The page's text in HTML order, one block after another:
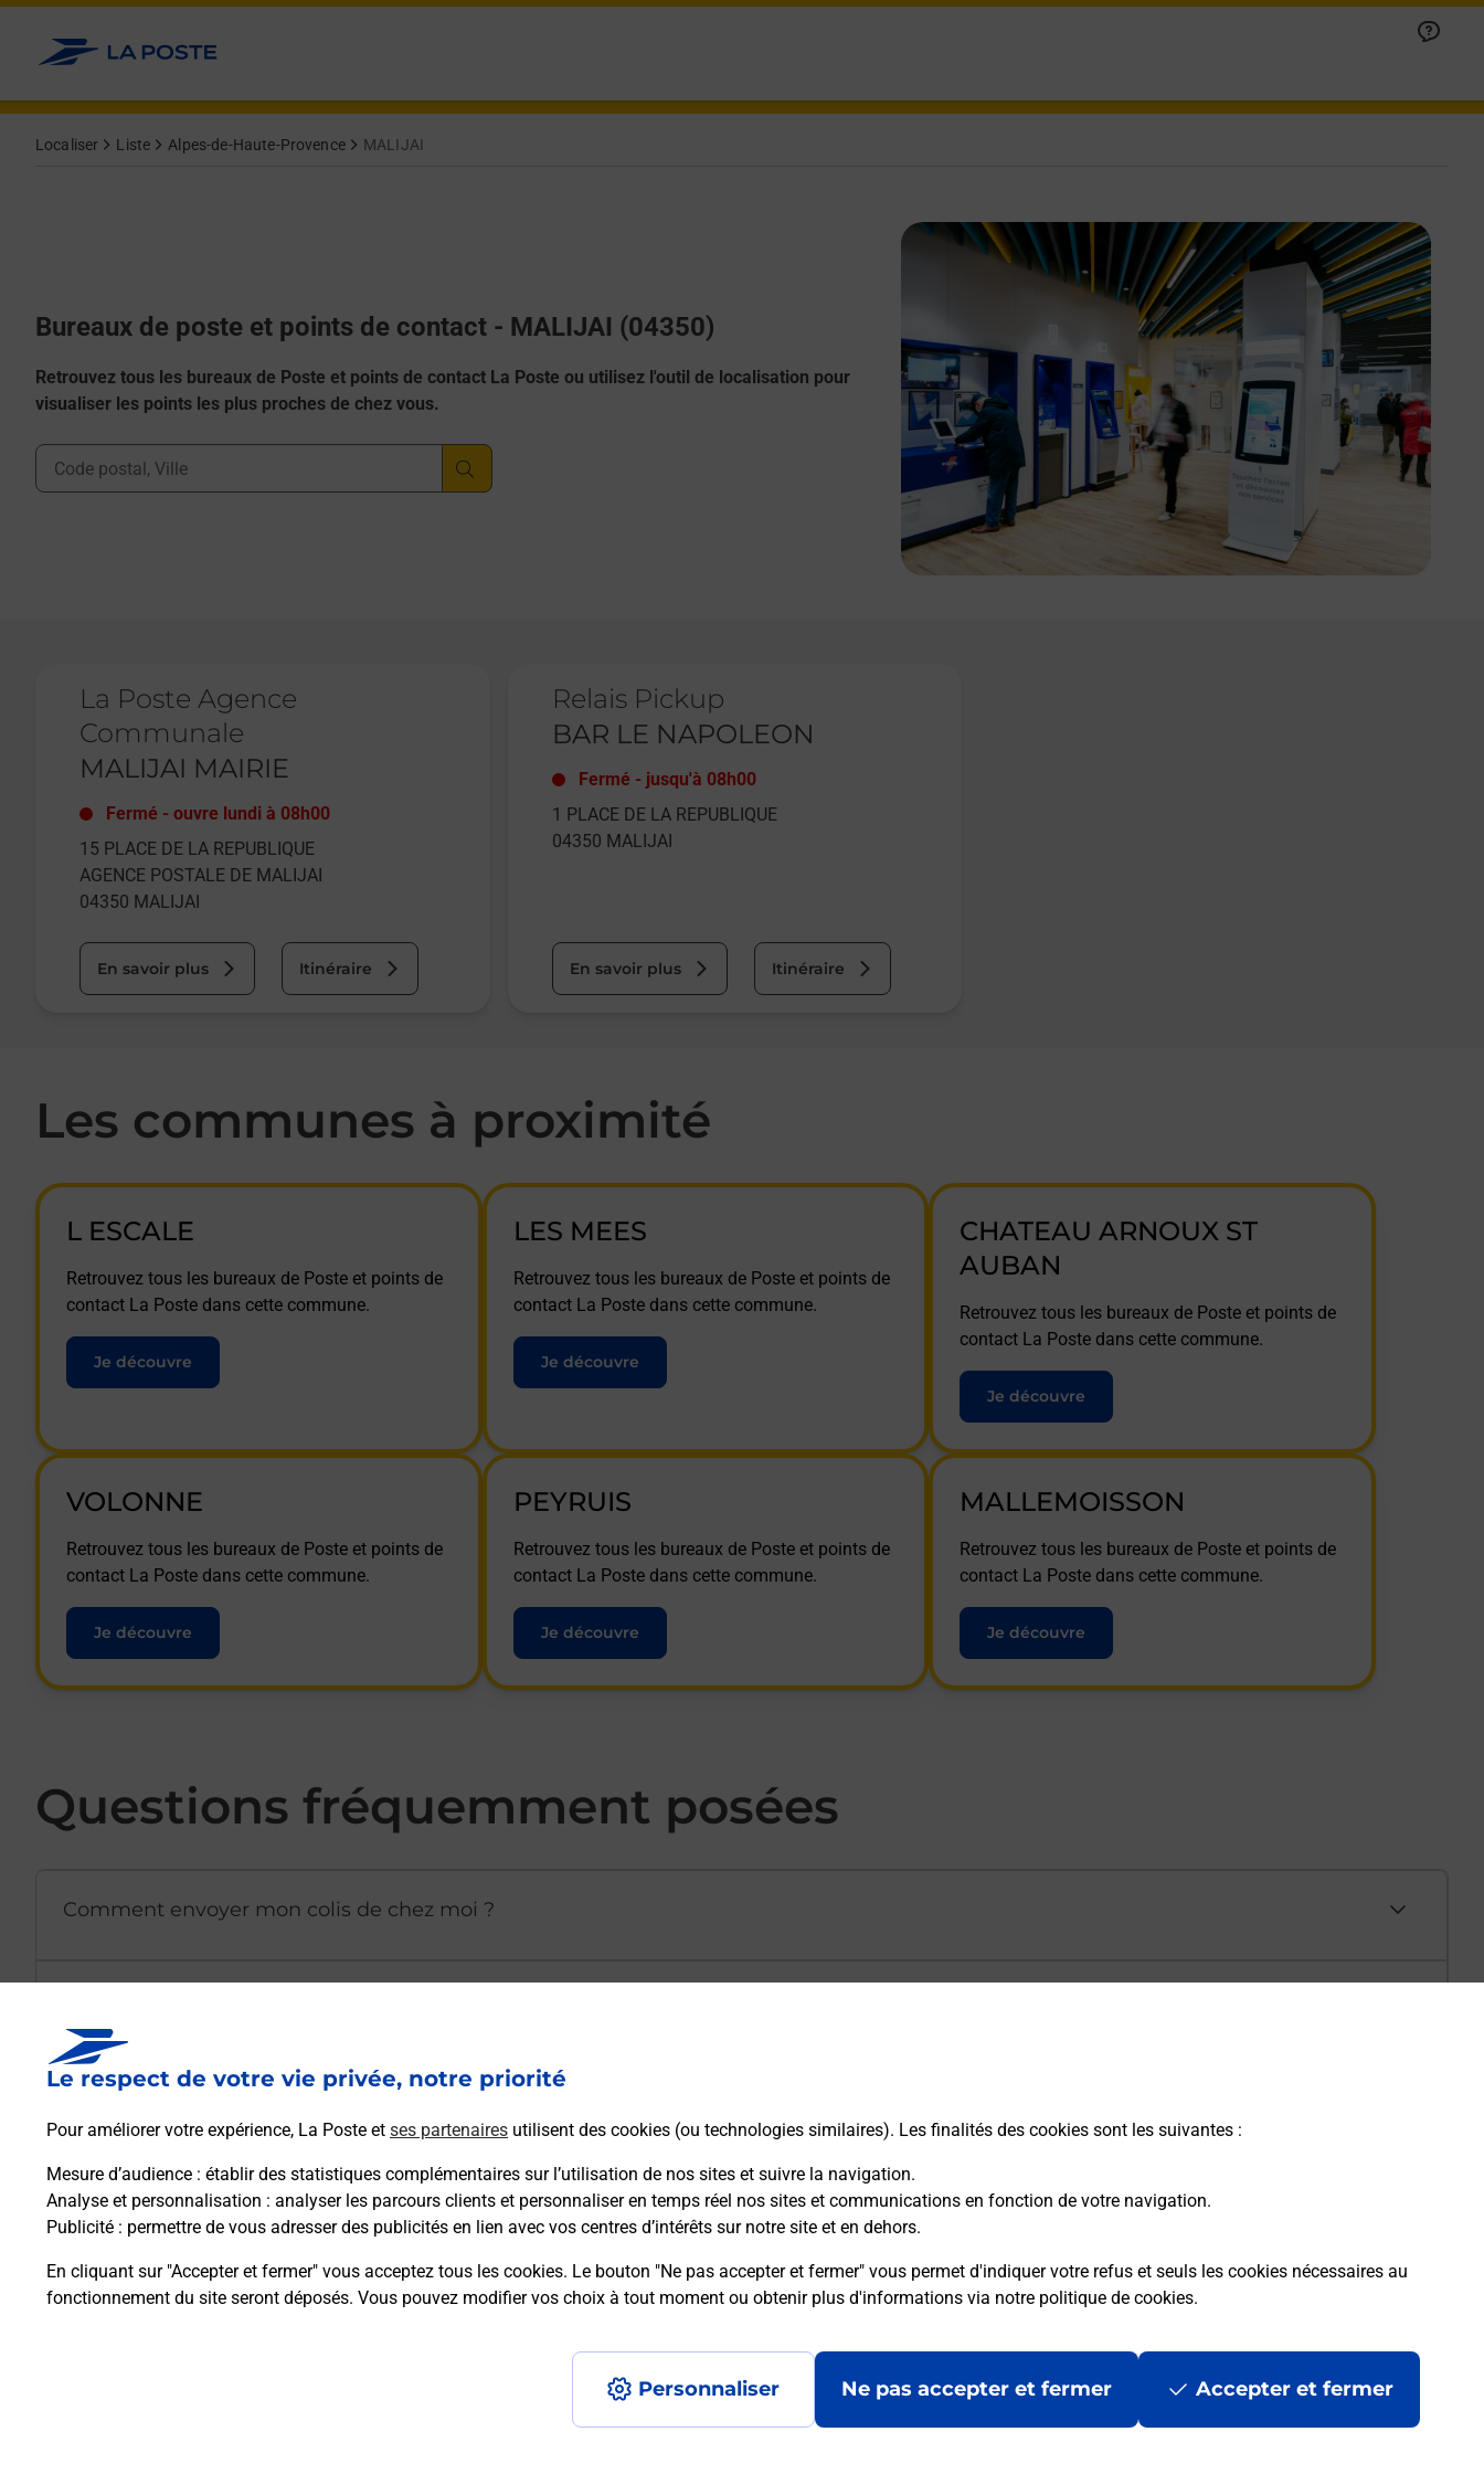
Le respect de votre vie privée, notre priorité
Pour améliorer votre expérience, La Poste et ses partenaires utilisent des cookies (ou technologies similaires). Les finalités des cookies sont les suivantes :
Mesure d’audience : établir des statistiques complémentaires sur l’utilisation de nos sites et suivre la navigation.
Analyse et personnalisation : analyser les parcours clients et personnaliser en temps réel nos sites et communications en fonction de votre navigation.
Publicité : permettre de vous adresser des publicités en lien avec vos centres d’intérêts sur notre site et en dehors.
En cliquant sur "Accepter et fermer" vous acceptez tous les cookies. Le bouton "Ne pas accepter et fermer" vous permet d'indiquer votre refus et seuls les cookies nécessaires au
fonctionnement du site seront déposés. Vous pouvez modifier vos choix à tout moment ou obtenir plus d'informations via notre politique de cookies.
Personnaliser Ne pas accepter et fermer Accepter et fermer
Allez au contenu
Localiser Liste Alpes-de-Haute-Provence MALIJAI
Bureaux de poste et points de contact - MALIJAI (04350)
Retrouvez tous les bureaux de Poste et points de contact La Poste ou utilisez l'outil de localisation pour
visualiser les points les plus proches de chez vous.
Ville, Département, Code Postal
La Poste Agence
Communale
MALIJAI MAIRIE
Fermé - ouvre lundi à 08h00
15 PLACE DE LA REPUBLIQUE
AGENCE POSTALE DE MALIJAI
04350 MALIJAI
En savoir plus Itinéraire
Relais Pickup
BAR LE NAPOLEON
Fermé - jusqu'à 08h00
1 PLACE DE LA REPUBLIQUE
04350 MALIJAI
En savoir plus Itinéraire
Les communes à proximité
L ESCALE
Retrouvez tous les bureaux de Poste et points de
contact La Poste dans cette commune.
Je découvre
LES MEES
Retrouvez tous les bureaux de Poste et points de
contact La Poste dans cette commune.
Je découvre
CHATEAU ARNOUX ST
AUBAN
Retrouvez tous les bureaux de Poste et points de
contact La Poste dans cette commune.
Je découvre
VOLONNE
Retrouvez tous les bureaux de Poste et points de
contact La Poste dans cette commune.
Je découvre
PEYRUIS
Retrouvez tous les bureaux de Poste et points de
contact La Poste dans cette commune.
Je découvre
MALLEMOISSON
Retrouvez tous les bureaux de Poste et points de
contact La Poste dans cette commune.
Je découvre
Questions fréquemment posées
Comment envoyer mon colis de chez moi ?
Afficher ou masquer la réponse
Afficher ou masquer la réponse
Comment demander une modification de livraison ?
Afficher ou masquer la réponse
Comment La Poste participe-t-elle à votre sécurité au quotidien ?
Afficher ou masquer la réponse
Puis-je passer mon code de la route avec La Poste et sous quelles conditions ?
Afficher ou masquer la réponse
Accessibilité : partiellement conforme Mentions légales Données personnelles et cookies